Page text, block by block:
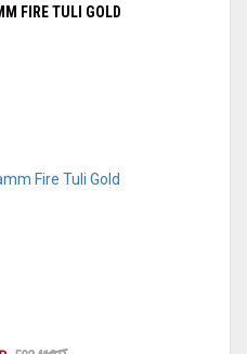
FIRE TULI GOLD